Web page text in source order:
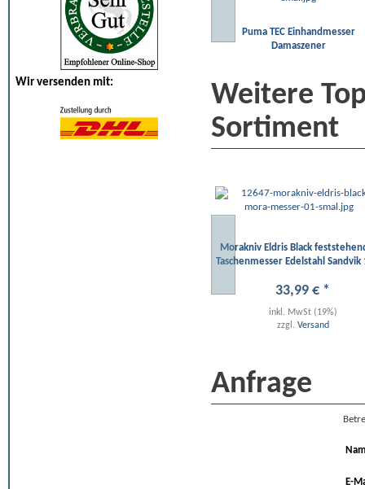
Wir versenden mit:
Puma TEC Einhandmesser
Damaszener
Weitere
Sortiment
Morakniv Eldris Black
Taschenmesser Edelstahl Sandvik
33,99 € *
inkl. MwSt (19%)
zzgl. Versand
Anfrage
E-